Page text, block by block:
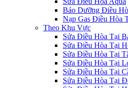
Bảo Dưỡng Điều
Nạp Gas Điều Hòa
Theo Khu Vực
Sửa Điều Hòa Tại
Sửa Điều Hòa Tại
Sửa Điều Hòa Tại
Sửa Điều Hòa Tại
Sửa Điều Hòa Tại
Sửa Điều Hòa Tại